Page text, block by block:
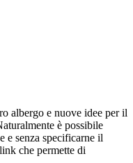
albergo e nuove idee per il
è possibile
e senza specificarne il
che permette di